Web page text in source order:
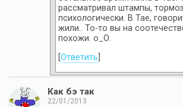
рассматривал штампы,
психологически. В Тае,
жили.. То-то вы на
похожи. о_О.
Ответить
Как бэ так
22/01/2013